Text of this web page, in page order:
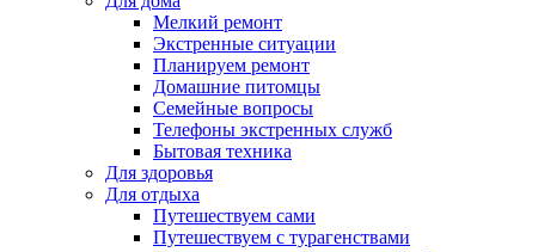
Мелкий ремонт
Экстренные ситуации
Планируем ремонт
Домашние питомцы
Семейные вопросы
Телефоны экстренных служб
Бытовая техника
Для здоровья
Для отдыха
Путешествуем сами
Путешествуем с турагенствами